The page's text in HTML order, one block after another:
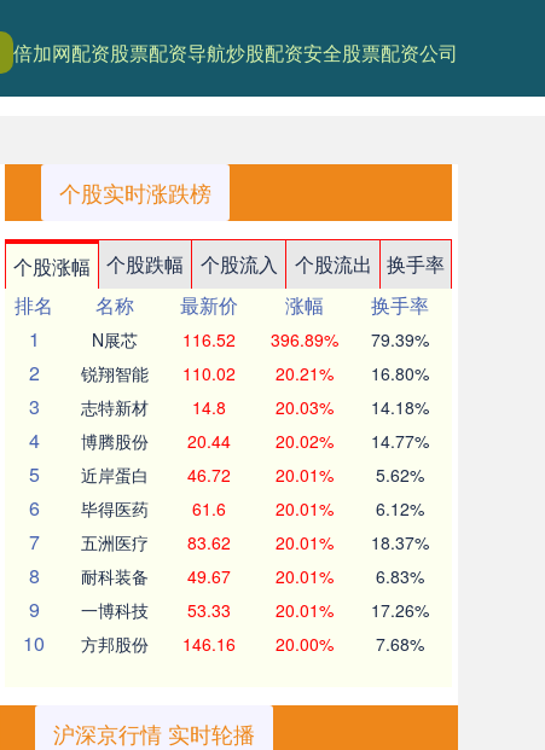
倍加网配资股票配资导航炒股配资安全股票配资公司
个股实时涨跌榜
个股涨幅 个股跌幅 个股流入 个股流出
换手率
排名
名称 最新价 涨幅
换手率
1
N展芯 116.52 396.89% 79.39%
2 锐翔智能 110.02 20.21% 16.80%
3 志特新材 14.8 20.03% 14.18%
4 博腾股份 20.44 20.02% 14.77%
5 近岸蛋白 46.72 20.01% 5.62%
6 毕得医药 61.6 20.01% 6.12%
7 五洲医疗 83.62 20.01% 18.37%
8 耐科装备 49.67 20.01% 6.83%
9 一博科技 53.33 20.01% 17.26%
10 方邦股份 146.16 20.00% 7.68%
沪深京行情 实时轮播